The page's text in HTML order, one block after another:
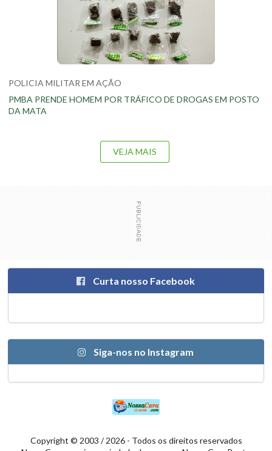
POLICIA MILITAR EM AÇÃO
PMBA PRENDE HOMEM POR TRÁFICO DE DROGAS EM POSTO
DA MATA
VEJA MAIS
Curta nosso Facebook
Siga-nos no Instagram
Copyright © 2003 / 2026 - Todos os direitos reservados